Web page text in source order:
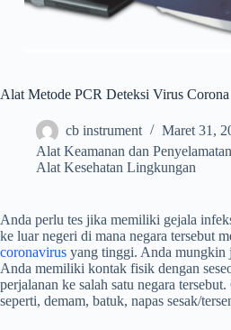
Alat Metode PCR Deteksi Virus Corona
cb instrument
Maret 31,
Alat Keamanan dan Penyelamatan
Alat Kesehatan Lingkungan
Anda perlu tes jika memiliki gejala
ke luar negeri di mana negara tersebut
coronavirus yang tinggi. Anda mungkin
Anda memiliki kontak fisik dengan
perjalanan ke salah satu negara
seperti, demam, batuk, napas sesak/